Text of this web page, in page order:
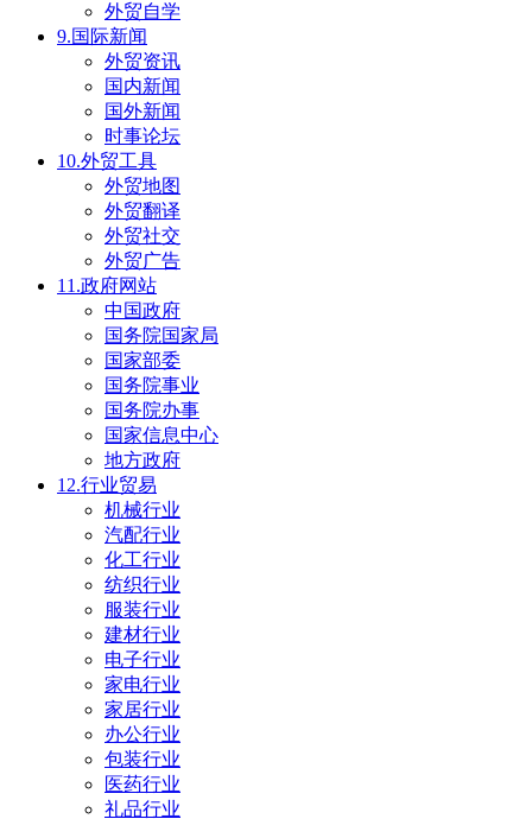
外贸自学
9.国际新闻
外贸资讯
国内新闻
国外新闻
时事论坛
10.外贸工具
外贸地图
外贸翻译
外贸社交
外贸广告
11.政府网站
中国政府
国务院国家局
国家部委
国务院事业
国务院办事
国家信息中心
地方政府
12.行业贸易
机械行业
汽配行业
化工行业
纺织行业
服装行业
建材行业
电子行业
家电行业
家居行业
办公行业
包装行业
医药行业
礼品行业